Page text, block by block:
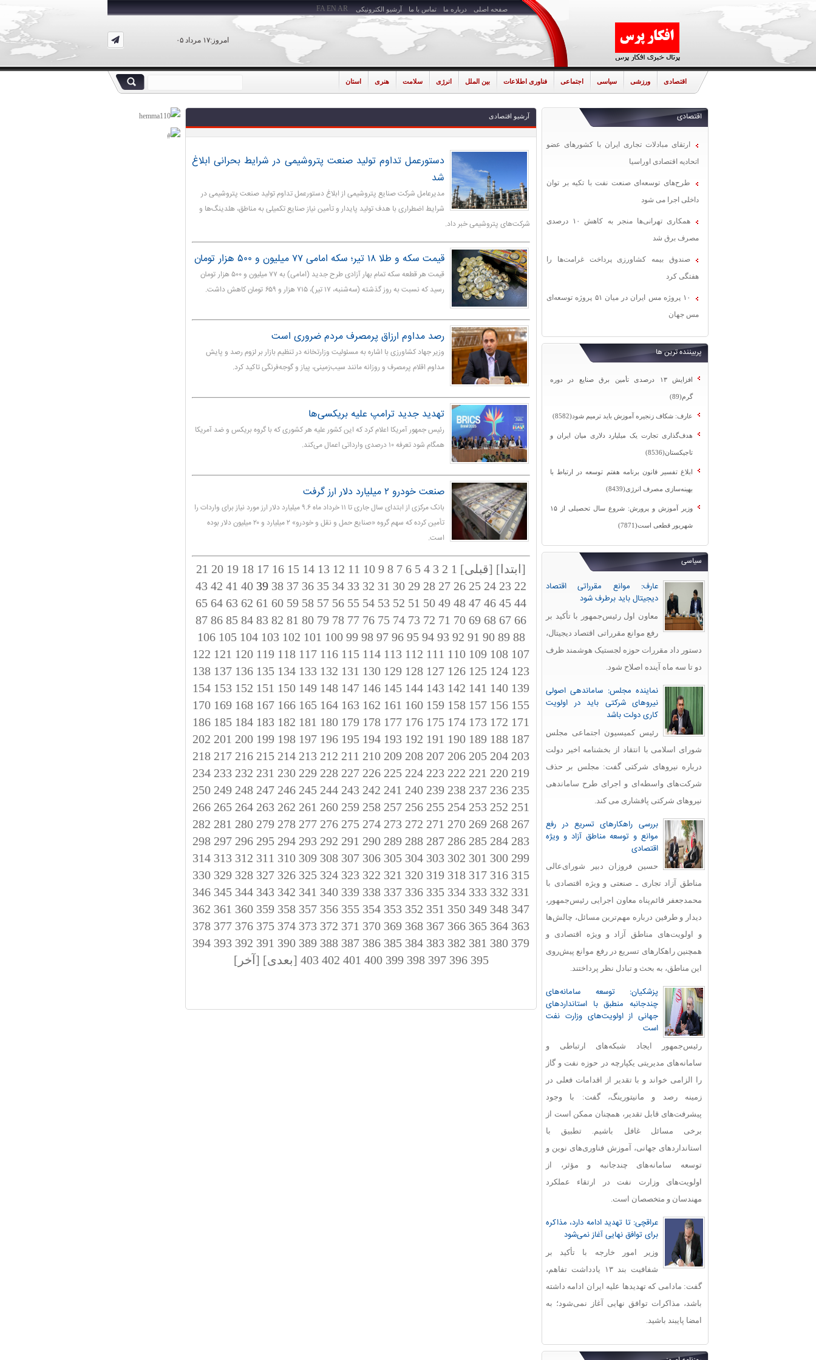
صفحه اصلی درباره ما تماس با ما آرشیو الکترونیکی
امروز:۱۷ مرداد ۰۵
FA EN AR
اقتصادی ورزشی سیاسی اجتماعی فناوری اطلاعات بین الملل انرژی سلامت هنری استان
اقتصادی
ارتقای مبادلات تجاری ایران با کشورهای عضو
اتحادیه اقتصادی اوراسیا
طرح‌های توسعه‌ای صنعت نفت با تکیه بر توان
داخلی اجرا می شود
همکاری تهرانی‌ها منجر به کاهش ۱۰ درصدی
مصرف برق شد
صندوق بیمه کشاورزی پرداخت غرامت‌ها را
هفتگی کرد
۱۰ پروژه مس ایران در میان ۵۱ پروژه توسعه‌ای
مس جهان
پربیننده ترین ها
افزایش ۱۳ درصدی تأمین برق صنایع در دوره
گرم(89)
عارف: شکاف زنجیره آموزش باید ترمیم شود(8582)
هدف‌گذاری تجارت یک میلیارد دلاری میان ایران و
تاجیکستان(8536)
ابلاغ تفسیر قانون برنامه هفتم توسعه در ارتباط با
بهینه‌سازی مصرف انرژی(8439)
وزیر آموزش و پرورش: شروع سال تحصیلی از ۱۵
شهریور قطعی است(7871)
سیاسی
عارف: موانع مقرراتی اقتصاد
دیجیتال باید برطرف شود
معاون اول رئیس‌جمهور با تأکید بر
رفع موانع مقرراتی اقتصاد دیجیتال،
دستور داد مقررات حوزه لجستیک هوشمند ظرف
دو تا سه ماه آینده اصلاح شود.
نماینده مجلس: ساماندهی اصولی
نیروهای شرکتی باید در اولویت
کاری دولت باشد
رئیس کمیسیون اجتماعی مجلس
شورای اسلامی با انتقاد از بخشنامه اخیر دولت
درباره نیروهای شرکتی گفت: مجلس بر حذف
شرکت‌های واسطه‌ای و اجرای طرح ساماندهی
نیروهای شرکتی پافشاری می کند.
بررسی راهکارهای تسریع در رفع
موانع و توسعه مناطق آزاد و ویژه
اقتصادی
حسین فروزان دبیر شورای‌عالی
مناطق آزاد تجاری ـ صنعتی و ویژه اقتصادی با
محمدجعفر قائم‌پناه معاون اجرایی رئیس‌جمهور،
دیدار و طرفین درباره مهم‌ترین مسائل، چالش‌ها
و اولویت‌های مناطق آزاد و ویژه اقتصادی و
همچنین راهکارهای تسریع در رفع موانع پیش‌روی
این مناطق، به بحث و تبادل نظر پرداختند.
پزشکیان: توسعه سامانه‌های
چندجانبه منطبق با استانداردهای
جهانی از اولویت‌های وزارت نفت
است
رئیس‌جمهور ایجاد شبکه‌های ارتباطی و
سامانه‌های مدیریتی یکپارچه در حوزه نفت و گاز
را الزامی خواند و با تقدیر از اقدامات فعلی در
زمینه رصد و مانیتورینگ، گفت: با وجود
پیشرفت‌های قابل‌ تقدیر، همچنان ممکن است از
برخی مسائل غافل باشیم. تطبیق با
استانداردهای جهانی، آموزش فناوری‌های نوین و
توسعه سامانه‌های چندجانبه و مؤثر، از
اولویت‌های وزارت نفت در ارتقاء عملکرد
مهندسان و متخصصان است.
عراقچی: تا تهدید ادامه دارد، مذاکره
برای توافق نهایی آغاز نمی‌شود
وزیر امور خارجه با تأکید بر
شفافیت بند ۱۳ یادداشت تفاهم،
گفت: مادامی که تهدیدها علیه ایران ادامه داشته
باشد، مذاکرات توافق نهایی آغاز نمی‌شود؛ به
امضا پایبند باشید.
آرشیو اقتصادی
دستورعمل تداوم تولید صنعت پتروشیمی در شرایط بحرانی ابلاغ
شد
مدیرعامل شرکت صنایع پتروشیمی از ابلاغ دستورعمل تداوم تولید صنعت پتروشیمی در
شرایط اضطراری با هدف تولید پایدار و تأمین نیاز صنایع تکمیلی به مناطق، هلدینگ‌ها و
شرکت‌های پتروشیمی خبر داد.
قیمت سکه و طلا ۱۸ تیر؛ سکه امامی ۷۷ میلیون و ۵۰۰ هزار تومان
قیمت هر قطعه سکه تمام بهار آزادی طرح جدید (امامی) به ۷۷ میلیون و ۵۰۰ هزار تومان
رسید که نسبت به روز گذشته (سه‌شنبه، ۱۷ تیر)، ۷۱۵ هزار و ۶۵۹ تومان کاهش داشت.
رصد مداوم ارزاق پرمصرف مردم ضروری است
وزیر جهاد کشاورزی با اشاره به مسئولیت وزارتخانه در تنظیم بازار بر لزوم رصد و پایش
مداوم اقلام پرمصرف و روزانه مانند سیب‌زمینی، پیاز و گوجه‌فرنگی تاکید کرد.
تهدید جدید ترامپ علیه بریکسی‌ها
رئیس جمهور آمریکا اعلام کرد که این کشور علیه هر کشوری که با گروه بریکس و ضد آمریکا
همگام شود تعرفه ۱۰ درصدی وارداتی اعمال می‌کند.
صنعت خودرو ۲ میلیارد دلار ارز گرفت
بانک مرکزی از ابتدای سال جاری تا ۱۱ خرداد ماه ۹.۶ میلیارد دلار ارز مورد نیاز برای واردات را
تأمین کرده که سهم گروه‌ «صنایع حمل و نقل و خودرو» ۲ میلیارد و ۲۰ میلیون دلار بوده
است.
[ابتدا] [قبلی] 1
2
3
4
5
6
7
8
9
10
11
12
13
14
15
16
17
18
19
20
21
22
23
24
25
26
27
28
29
30
31
32
33
34
35
36
37
38
40
41
42
43
44
45
46
47
48
49
50
51
52
53
54
55
56
57
58
59
60
61
62
63
64
65
66
67
68
69
70
71
72
73
74
75
76
77
78
79
80
81
82
83
84
85
86
87
88
89
90
91
92
93
94
95
96
97
98
99
100
101
102
103
104
105
106
107
108
109
110
111
112
113
114
115
116
117
118
119
120
121
122
123
124
125
126
127
128
129
130
131
132
133
134
135
136
137
138
139
140
141
142
143
144
145
146
147
148
149
150
151
152
153
154
155
156
157
158
159
160
161
162
163
164
165
166
167
168
169
170
171
172
173
174
175
176
177
178
179
180
181
182
183
184
185
186
187
188
189
190
191
192
193
194
195
196
197
198
199
200
201
202
203
204
205
206
207
208
209
210
211
212
213
214
215
216
217
218
219
220
221
222
223
224
225
226
227
228
229
230
231
232
233
234
235
236
237
238
239
240
241
242
243
244
245
246
247
248
249
250
251
252
253
254
255
256
257
258
259
260
261
262
263
264
265
266
267
268
269
270
271
272
273
274
275
276
277
278
279
280
281
282
283
284
285
286
287
288
289
290
291
292
293
294
295
296
297
298
299
300
301
302
303
304
305
306
307
308
309
310
311
312
313
314
315
316
317
318
319
320
321
322
323
324
325
326
327
328
329
330
331
332
333
334
335
336
337
338
339
340
341
342
343
344
345
346
347
348
349
350
351
352
353
354
355
356
357
358
359
360
361
362
363
364
365
366
367
368
369
370
371
372
373
374
375
376
377
378
379
380
381
382
383
384
385
386
387
388
389
390
391
392
393
394
395
396
397
398
399
400
401
402
403 [بعدی] [آخر]